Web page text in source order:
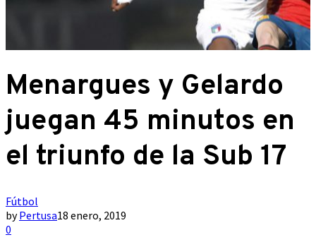
Menargues y Gelardo
juegan 45 minutos en
el triunfo de la Sub 17
Fútbol
byPertusa18 enero, 2019
0